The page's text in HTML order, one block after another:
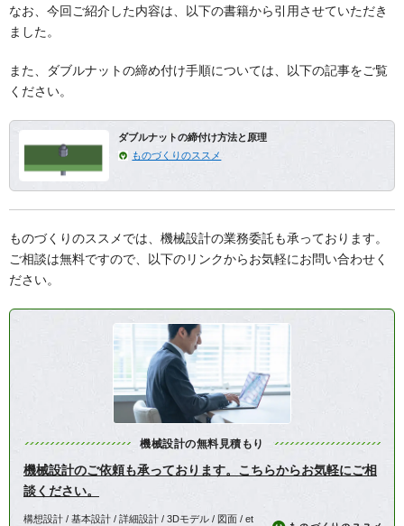
なお、今回ご紹介した内容は、以下の書籍から引用させていただき
ました。
また、ダブルナットの締め付け手順については、以下の記事をご覧
ください。
ダブルナットの締付け方法と原理
ものづくりのススメ
ものづくりのススメでは、機械設計の業務委託も承っております。
ご相談は無料ですので、以下のリンクからお気軽にお問い合わせく
ださい。
機械設計の無料見積もり
機械設計のご依頼も承っております。こちらからお気軽にご相
談ください。
構想設計 / 基本設計 / 詳細設計 / 3Dモデル / 図面 / et